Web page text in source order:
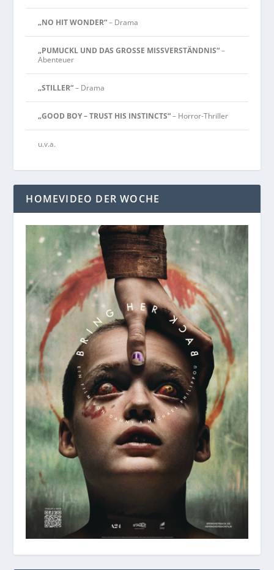
„NO HIT WONDER“– Drama
„PUMUCKL UND DAS GROSSE MISSVERSTÄNDNIS“–
Abenteuer
„STILLER“– Drama
„GOOD BOY – TRUST HIS INSTINCTS“– Horror-Thriller
u.v.a.
HOMEVIDEO DER WOCHE